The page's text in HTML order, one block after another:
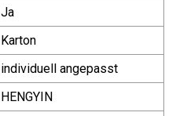
Ja
Karton
individuell angepasst
HENGYIN